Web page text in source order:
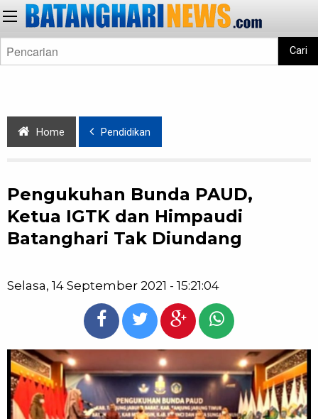
Cari
Home Pendidikan
Pengukuhan Bunda PAUD,
Ketua IGTK dan Himpaudi
Batanghari Tak Diundang
Selasa, 14 September 2021 - 15:21:04